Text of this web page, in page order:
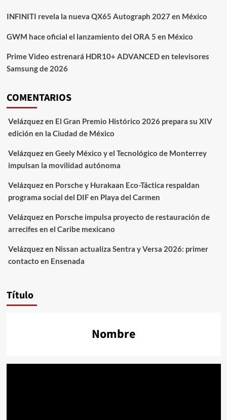
INFINITI revela la nueva QX65 Autograph 2027 en México
GWM hace oficial el lanzamiento del ORA 5 en México
Prime Video estrenará HDR10+ ADVANCED en televisores
Samsung de 2026
COMENTARIOS
Velázquezen El Gran Premio Histórico 2026 prepara su XIV
edición en la Ciudad de México
Velázquezen Geely México y el Tecnológico de Monterrey
impulsan la movilidad autónoma
Velázquezen Porsche y Hurakaan Eco-Táctica respaldan
programa social del DIF en Playa del Carmen
Velázquezen Porsche impulsa proyecto de restauración de
arrecifes en el Caribe mexicano
Velázquezen Nissan actualiza Sentra y Versa 2026: primer
contacto en Ensenada
Título
Nombre